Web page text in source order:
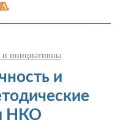
граждан
и
НКО